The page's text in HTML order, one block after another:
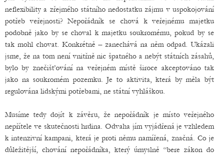
neflexibility a zřejmého státního nedostatku zájmu v uspokojování
potřeb veřejnosti? Nepořádník se chová k veřejnému majetku
podobně jako by se choval k majetku soukromému, pokud by se
tak mohl chovat. Konkrétně – zanechává na něm odpad. Ukázali
jsme, že na tom není vnitřně nic špatného a nebýt státních zásahů,
bylo by znečišťování na veřejném místě široce akceptováno tak
jako na soukromém pozemku. Je to aktivita, která by měla být
regulována lidskými potřebami, ne státní vyhláškou.
Musíme tedy dojít k závěru, že nepořádník je místo veřejného
nepřítele ve skutečnosti hrdina. Odvaha jím vyjádřená je vzhledem
k intenzivní kampani, která je proti němu namířená, značná. Co je
důležitější, chování nepořádníka, který úmyslně “bere zákon do